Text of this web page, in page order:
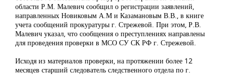
области Р.М. Малевич сообщил о регистрации заявлений,
направленных Новиковым А.М и Казамановым В.В., в книге
учета сообщений прокуратуры г. Стрежевой. При этом, Р.В.
Малевич указал, что сообщения о преступлениях направлены
для проведения проверки в МСО СУ СК РФ г. Стрежевой.
Исходя из материалов проверки, на протяжении более 12
месяцев старший следователь следственного отдела по г.